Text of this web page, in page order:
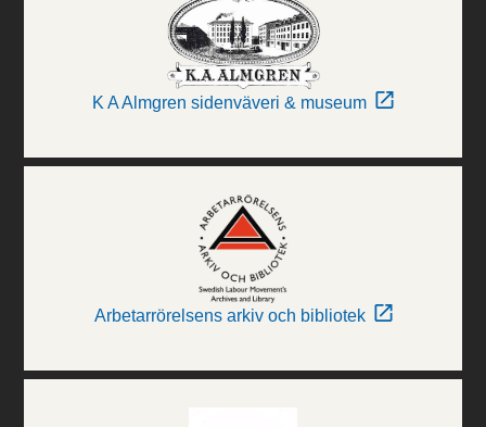
K A Almgren sidenväveri & museum
Arbetarrörelsens arkiv och bibliotek